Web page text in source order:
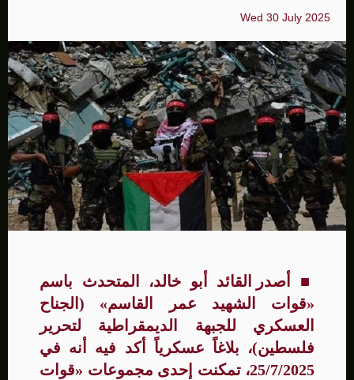
Wed 30 July 2025
■
أصدر القائد أبو خالد، المتحدث باسم
«قوات الشهيد عمر القاسم»
(الجناح
العسكري للجبهة الديمقراطية لتحرير
فلسطين)، بلاغاً عسكرياً أكد فيه أنه في
25/7/2025، تمكنت إحدى مجموعات «قوات